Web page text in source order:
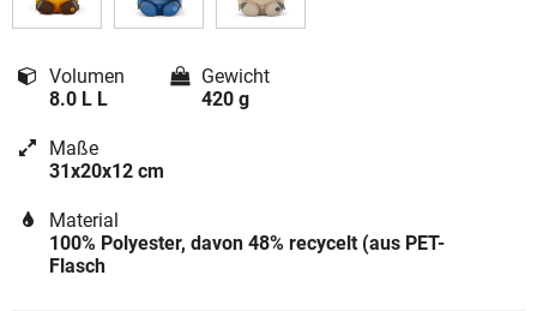
Volumen
8.0 L L
Gewicht
420 g
Maße
31x20x12 cm
Material
100% Polyester, davon 48% recycelt (aus PET-
Flasch